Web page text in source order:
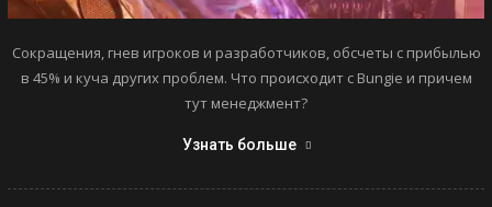
Сокращения, гнев игроков и разработчиков, обсчеты с прибылью
в 45% и куча других проблем. Что происходит с Bungie и причем
тут менеджмент?
Узнать больше